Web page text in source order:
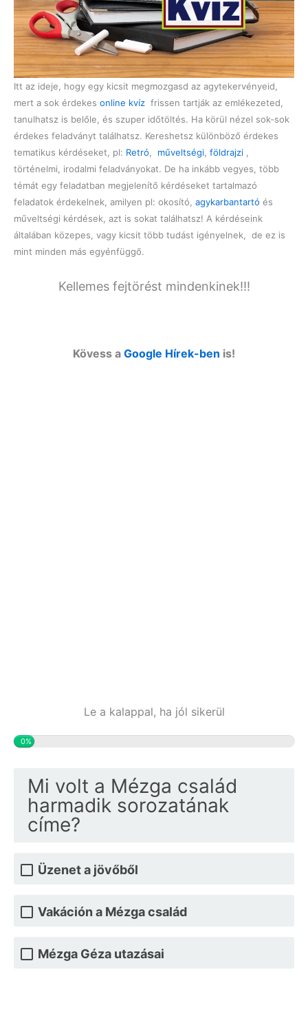
Itt az ideje, hogy egy kicsit megmozgasd az agytekervényeid,
mert a sok érdekes online kvíz frissen tartják az emlékezeted,
tanulhatsz is belőle, és szuper időtöltés. Ha körül nézel sok-sok
érdekes feladványt találhatsz. Kereshetsz különböző érdekes
tematikus kérdéseket, pl: Retró, műveltségi, földrajzi ,
történelmi, irodalmi feladványokat. De ha inkább vegyes, több
témát egy feladatban megjelenítő kérdéseket tartalmazó
feladatok érdekelnek, amilyen pl: okosító, agykarbantartó és
műveltségi kérdések, azt is sokat találhatsz! A kérdéseink
általában közepes, vagy kicsit több tudást igényelnek, de ez is
mint minden más egyénfüggő.
Kellemes fejtörést mindenkinek!!!
Kövess a Google Hírek-ben is!
Le a kalappal, ha jól sikerül
0%
Mi volt a Mézga család
harmadik sorozatának
címe?
Üzenet a jövőből
Vakáción a Mézga család
Mézga Géza utazásai